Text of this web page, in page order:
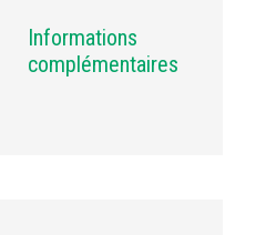
Informations
complémentaires